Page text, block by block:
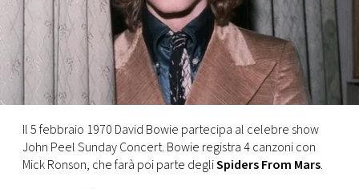
TV
PRINCIPATO
MONACO
RMC
CONSIGLIA
Il 5 febbraio 1970 David Bowie partecipa al celebre show
John Peel Sunday Concert. Bowie registra 4 canzoni con
Mick Ronson, che farà poi parte degliSpiders From Mars.